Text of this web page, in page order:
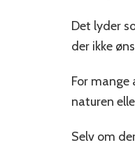
Det lyder
der ikke
For
naturen
Selv om